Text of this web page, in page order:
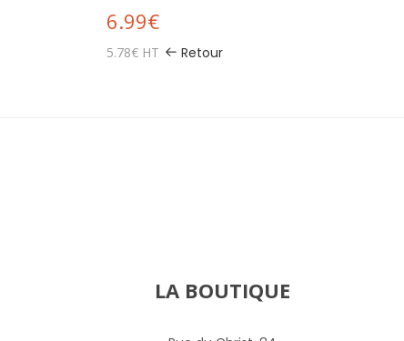
6.99€
5.78€ HT Retour
LA BOUTIQUE